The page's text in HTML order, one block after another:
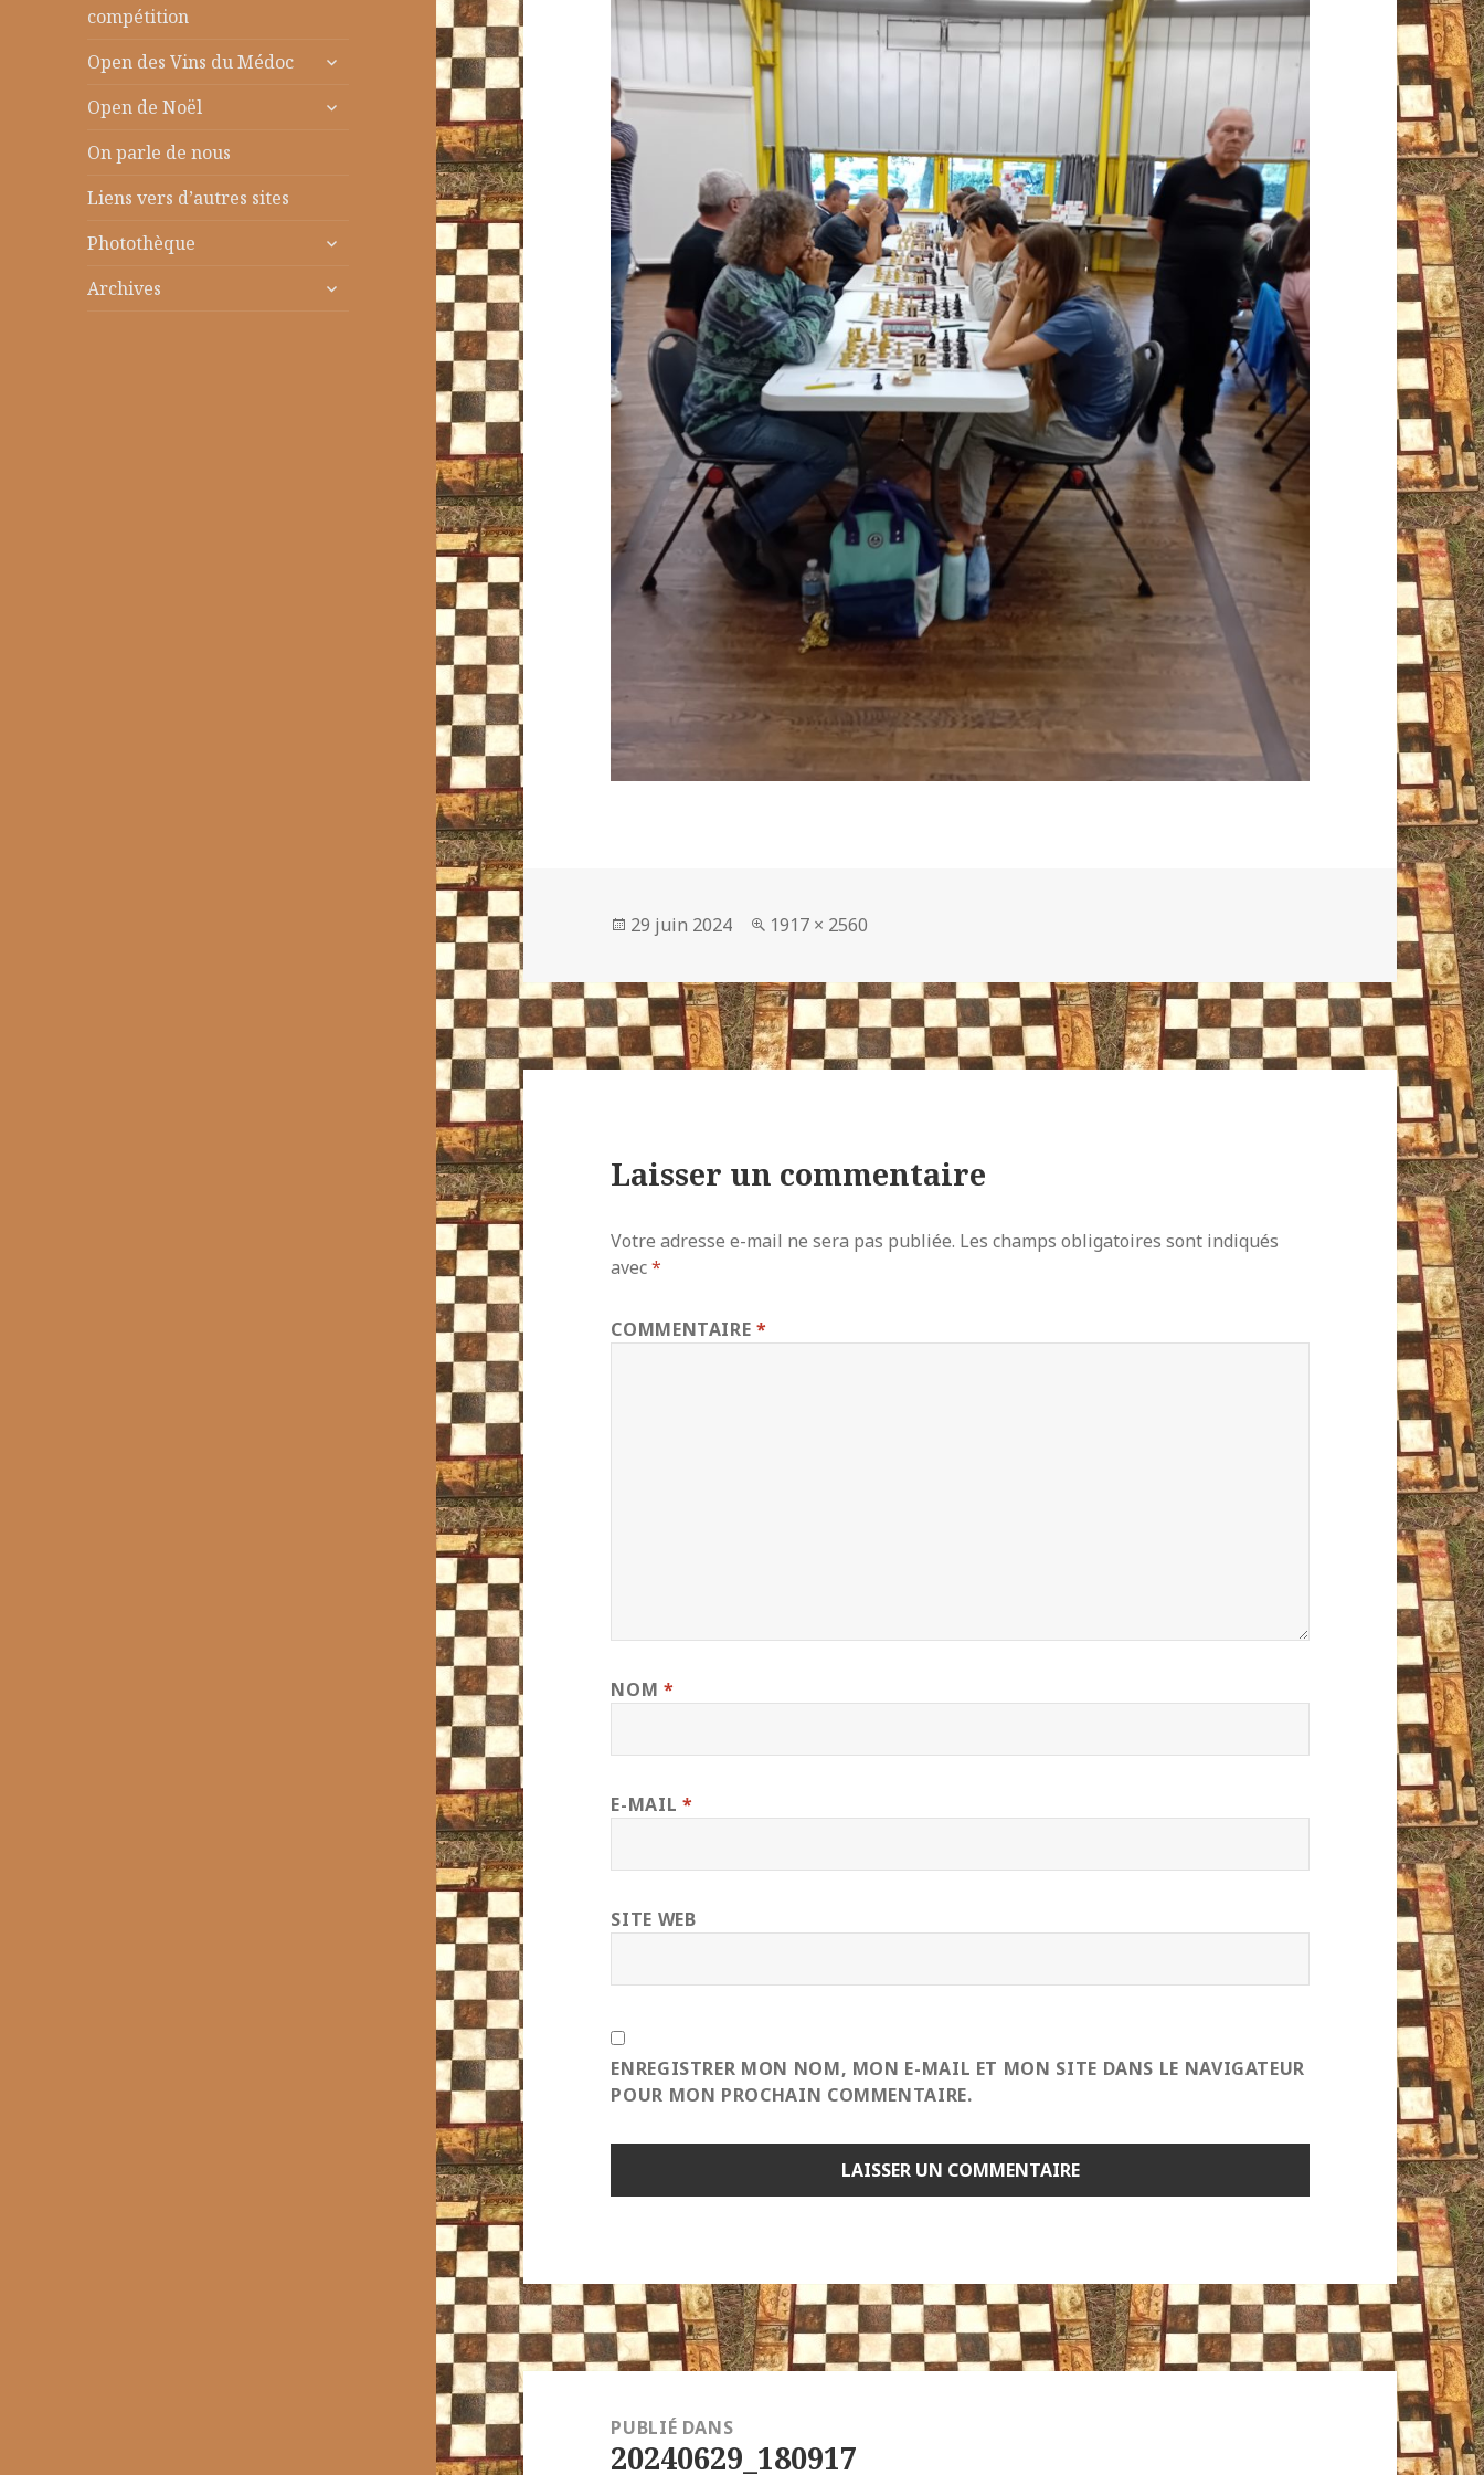
compétition
menu
Open des Vins du Médoc
ouvrir
sous-
Open de Noël
ouvrir
On parle de nous
Liens vers d’autres sites
Photothèque
ouvrir
sous-
Archives
ouvrir
Publié
29 juin 2024
Taille
1917 × 2560
Laisser un commentaire
Votre adresse e-mail ne sera pas publiée. Les champs obligatoires sont indiqués
avec*
COMMENTAIRE*
NOM *
E-MAIL *
SITE WEB
ENREGISTRER MON NOM, MON E-MAIL ET MON SITE DANS LE NAVIGATEUR
POUR MON PROCHAIN COMMENTAIRE.
Navigation
de
l’article
PUBLIÉ DANS
20240629_180917